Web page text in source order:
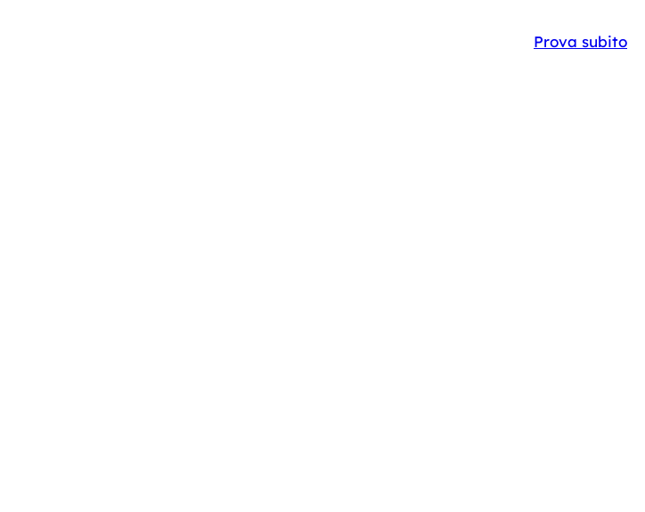
Prova subito